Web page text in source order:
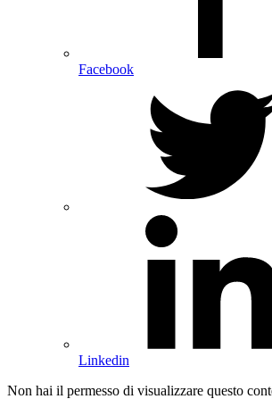
Facebook
Linkedin
Non hai il permesso di visualizzare questo